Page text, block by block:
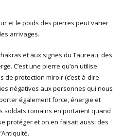
et le poids des pierres peut varier
arrivages.
et aux signes du Taureau, des
C’est une pierre qu’on utilise
protection miroir (c’est-à-dire
négatives aux personnes qui nous
également force, énergie et
soldats romains en portaient quand
protéger et on en faisait aussi des